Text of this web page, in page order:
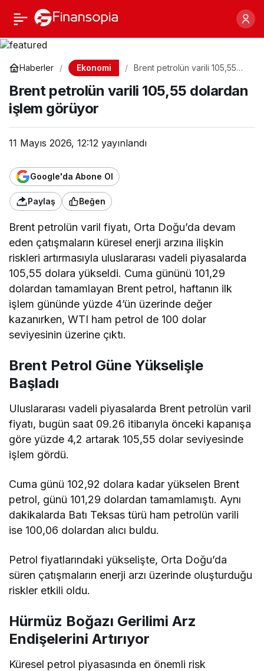
Haberler Ekonomi
Brent petrolün varili 105,55
Brent petrolün varili 105,55 dolardan
işlem görüyor
11 Mayıs 2026, 12:12 yayınlandı
Google'da Abone Ol
Paylaş Beğen
Brent petrolün varil fiyatı, Orta Doğu’da devam
eden çatışmaların küresel enerji arzına ilişkin
riskleri artırmasıyla uluslararası vadeli piyasalarda
105,55 dolara yükseldi. Cuma gününü 101,29
dolardan tamamlayan Brent petrol, haftanın ilk
işlem gününde yüzde 4’ün üzerinde değer
kazanırken, WTI ham petrol de 100 dolar
seviyesinin üzerine çıktı.
Brent Petrol Güne Yükselişle
Başladı
Uluslararası vadeli piyasalarda Brent petrolün varil
fiyatı, bugün saat 09.26 itibarıyla önceki kapanışa
göre yüzde 4,2 artarak 105,55 dolar seviyesinde
işlem gördü.
Cuma günü 102,92 dolara kadar yükselen Brent
petrol, günü 101,29 dolardan tamamlamıştı. Aynı
dakikalarda Batı Teksas türü ham petrolün varili
ise 100,06 dolardan alıcı buldu.
Petrol fiyatlarındaki yükselişte, Orta Doğu’da
süren çatışmaların enerji arzı üzerinde oluşturduğu
riskler etkili oldu.
Hürmüz Boğazı Gerilimi Arz
Endişelerini Artırıyor
Küresel petrol piyasasında en önemli risk
Brent petrolün varili
105,55 dolardan işlem
Paylaş